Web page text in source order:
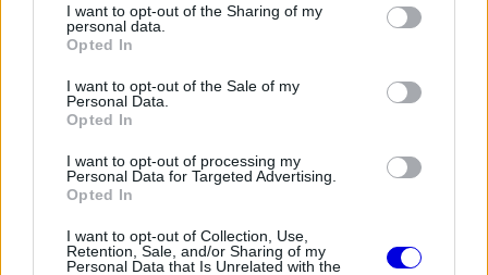
not limited to your visit or usage behaviour. You may click to
grant or deny consent to Google and its third-party tags to
use your data for below specified purposes in below Google
consent section.
I want to opt-out of the Sharing of my
personal data.
Opted In
I want to opt-out of the Sale of my
Personal Data.
Opted In
I want to opt-out of processing my
Personal Data for Targeted Advertising.
Opted In
I want to opt-out of Collection, Use,
Retention, Sale, and/or Sharing of my
Personal Data that Is Unrelated with the
sincs a folytatásról. Ha minden jól megy,
nem fogunk. Vigyázzatok magatokra” – hangzott
el az adásban.